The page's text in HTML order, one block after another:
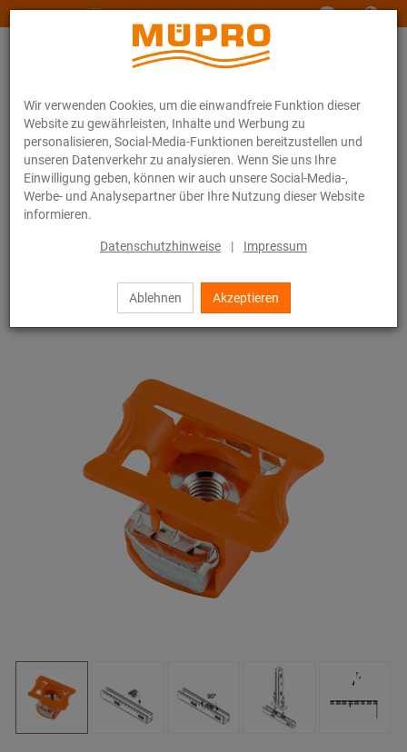
Wir verwenden Cookies, um die einwandfreie Funktion dieser
Website zu gewährleisten, Inhalte und Werbung zu
personalisieren, Social-Media-Funktionen bereitzustellen und
unseren Datenverkehr zu analysieren. Wenn Sie uns Ihre
Einwilligung geben, können wir auch unsere Social-Media-,
Werbe- und Analysepartner über Ihre Nutzung dieser Website
informieren.
Datenschutzhinweise | Impressum
Ablehnen Akzeptieren
www.muepro-maritim.com
Online-Katalog Befestigungstechnik
Lüftungsbefestigung
Installationsschienen für die Lüftungsbefestigung
MPR-Systemschienen (leichter bis mittlerer Lastbereich)